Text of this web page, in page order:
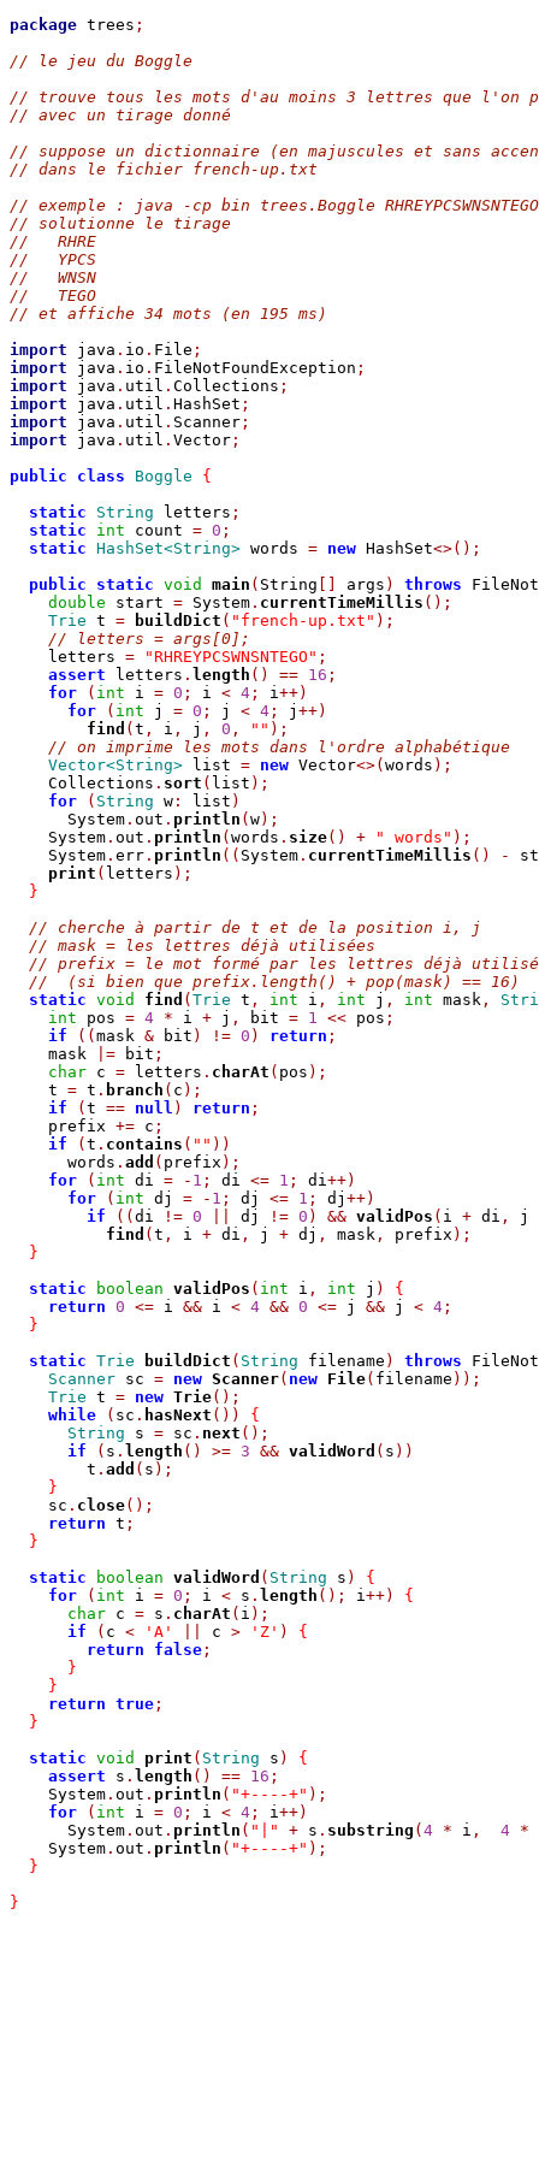
package trees ;
// le jeu du Boggle
// trouve tous les mots d'au moins 3 lettres que l'on
// avec un tirage donné
// suppose un dictionnaire (en majuscules et sans
// dans le fichier french-up.txt
// exemple : java -cp bin trees.Boggle RHREYPCSWNSNTEGO
// solutionne le tirage
//   RHRE
//   YPCS
//   WNSN
//   TEGO
// et affiche 34 mots (en 195 ms)
import java . io . File ;
import java . io . FileNotFoundException ;
import java . util . Collections ;
import java . util . HashSet ;
import java . util . Scanner ;
import java . util . Vector ;
public
class Boggle
{
static
String letters ;
static
int count = 0 ;
static HashSet<String> words = new HashSet<>();
public
static void main ( String args ) throws
double start = System . currentTimeMillis ();
Trie t = buildDict ( "french-up.txt" );
// letters = args[0];
    letters
= "RHREYPCSWNSNTEGO" ;
assert letters . length () == 16 ;
for
( int i = 0 ; i < 4 ; i++)
for
( int j = 0 ; j < 4 ; j ++)
find ( t , i , j , 0 , "" );
// on imprime les mots dans l'ordre alphabétique
Vector<String> list = new Vector<>( words );
    Collections
. sort ( list );
for
( String w : list )
      System
. out . println ( w);
    System
. out . println ( words . size() + " words" );
    System
. err . println (( System . currentTimeMillis () -
print ( letters );
}
// cherche à partir de t et de la position i, j
// mask = les lettres déjà utilisées
// prefix = le mot formé par les lettres déjà
//  (si bien que prefix.length() + pop(mask) == 16)
static void find ( Trie t , int i , int j , int mask ,
int pos = 4 * i + j , bit = 1 << pos ;
if
(( mask & bit ) != 0 ) return ;
    mask
|= bit ;
char c = letters . charAt ( pos );
    t
= t . branch ( c );
if
( t == null ) return ;
    prefix
+= c ;
if
( t . contains ( "" ))
      words
. add ( prefix );
for
( int di = - 1 ; di <= 1 ; di++)
for
( int dj = - 1 ; dj <= 1 ; dj ++)
if
(( di != 0 dj != 0 ) && validPos ( i + di ,
j
find ( t , i + di , j + dj , mask , prefix );
}
static
boolean validPos ( int i , int j )
{
return 0 <= i && i < 4 && 0 <= j && j < 4 ;
}
static Trie buildDict ( String filename ) throws
Scanner sc = new Scanner( new File( filename ));
Trie t = new Trie();
while
( sc . hasNext ())
{
String s = sc . next ();
if
( s . length () >= 3 && validWord ( s ))
        t
. add ( s );
}
    sc
. close();
return t ;
}
static
boolean validWord ( String s )
{
for
( int i = 0 ; i < s . length (); i++)
{
char c = s . charAt ( i );
if
( c < 'A' c > 'Z' )
{
return
false ;
}
}
return true ;
}
static void print ( String s )
{
assert s . length () == 16 ;
    System
. out . println ( "+----+" );
for
( int i = 0 ; i < 4 ; i++)
      System
. out . println ( "|" + s . substring ( 4 * i , 4 *
    System
. out . println ( "+----+" );
}
}